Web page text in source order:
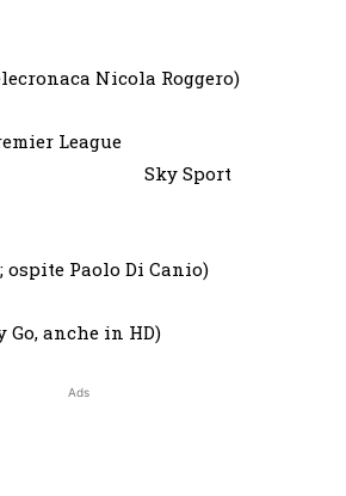
Nicola Roggero)
League
Sport
ospite Paolo Di Canio)
anche in HD)
Ads